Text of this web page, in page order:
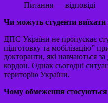
Питання — відповіді
Чи можуть студенти
ДПС України не пропускає
підготовку та мобілізацію”
докторанти, які навчаються
кордон. Однак сьогодні
територію України.
Чому обмеження стосуються